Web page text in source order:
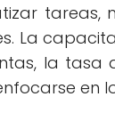
tareas,
La
la tasa
en